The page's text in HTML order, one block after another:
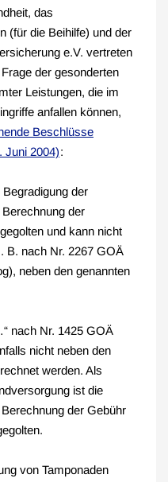
das
(für die Beihilfe) und der
e.V. vertreten
der gesonderten
Leistungen, die im
anfallen können,
Beschlüsse
Juni 2004):
der
der
und kann nicht
B. nach Nr. 2267 GOÄ
neben den genannten
nach Nr. 1425 GOÄ
nicht neben den
werden. Als
ist die
der Gebühr
von Tamponaden